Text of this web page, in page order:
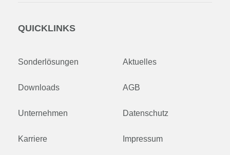
QUICKLINKS
Sonderlösungen
Downloads
Unternehmen
Karriere
Aktuelles
AGB
Datenschutz
Impressum